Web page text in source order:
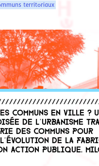
territoriaux
communs en ville ?
de l’urbanisme
des communs pour
de la
action publique.